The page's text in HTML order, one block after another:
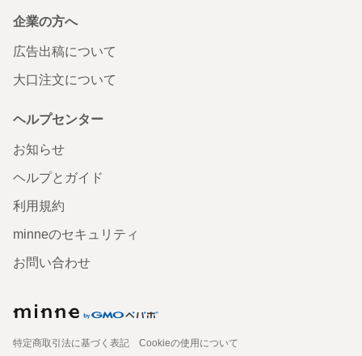
企業の方へ
広告出稿について
大口注文について
ヘルプセンター
お知らせ
ヘルプとガイド
利用規約
minneのセキュリティ
お問い合わせ
特定商取引法に基づく表記
Cookieの使用について